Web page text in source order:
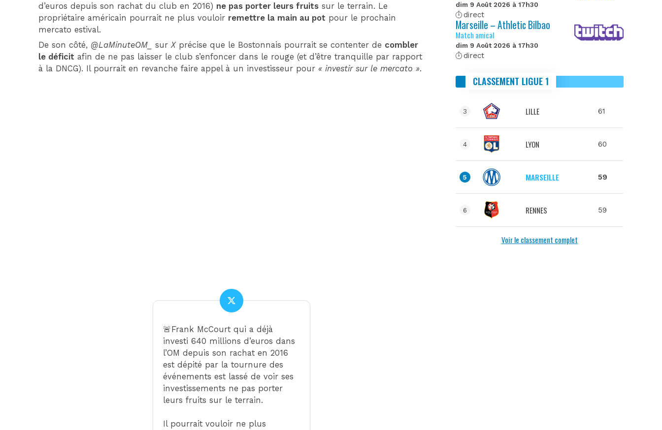
d’euros depuis son rachat du club en 2016) ne pas porter leurs fruits sur le terrain. Le
propriétaire américain pourrait ne plus vouloir remettre la main au pot pour le prochain
mercato estival.
De son côté, @LaMinuteOM_ surXprécise que le Bostonnais pourrait se contenter de combler
le déficit afin de ne pas laisser le club s’enfoncer dans le rouge (et d’être tranquille par rapport
à la DNCG). Il pourrait en revanche faire appel à un investisseur pour « investir sur le mercato ».
🚨Frank McCourt qui a déjà
investi 640 millions d’euros dans
l’OM depuis son rachat en 2016
est dépité par la tournure des
événements est lassé de voir ses
investissements ne pas porter
leurs fruits sur le terrain.
Il pourrait vouloir ne plus
dim 9 Août 2026 à 17h30
direct
Marseille – Athletic Bilbao
Match amical
dim 9 Août 2026 à 17h30
direct
CLASSEMENT LIGUE 1
3 LILLE 61
4 LYON 60
5 MARSEILLE 59
6 RENNES 59
Voir le classement complet